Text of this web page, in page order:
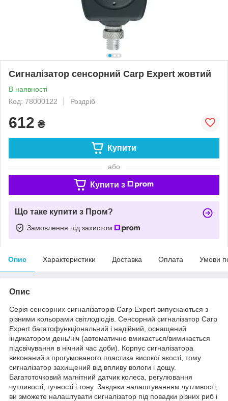
Сигналізатор сенсорний Carp Expert жовтий
В наявності
Код: 78000122
Роздріб
612 ₴
Купити
або
Купити з
Що таке купити з Пром?
Замовлення під захистом
Опис Характеристики Доставка Оплата Умови
Опис
Серія сенсорних сигналізаторів Сагр Expert випускаються з
різними кольорами світлодіодів. Сенсорний сигналізатор Сагр
Expert багатофункціональний і надійний, оснащений
індикатором день/ніч (автоматично вмикається/вимикається
підсвічування в нічний час доби). Корпус сигналізатора
виконаний з прогумованого пластика високої якості, тому
сигналізатор захищений від впливу вологи і дощу.
Багатоточковий магнітний датчик колеса, регулювання
чутливості, гучності і тону. Завдяки налаштуванням чутливості,
ви зможете налаштувати сигналізатор під повадки різних риб і